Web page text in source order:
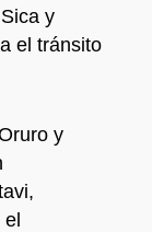
y
el tránsito
y
el